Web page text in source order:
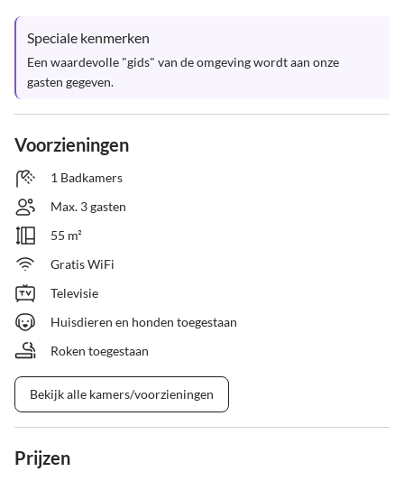
Speciale kenmerken
Een waardevolle "gids" van de omgeving wordt aan onze
gasten gegeven.
Voorzieningen
1 Badkamers
Max. 3 gasten
55 m²
Gratis WiFi
Televisie
Huisdieren en honden toegestaan
Roken toegestaan
Bekijk alle kamers/voorzieningen
Prijzen